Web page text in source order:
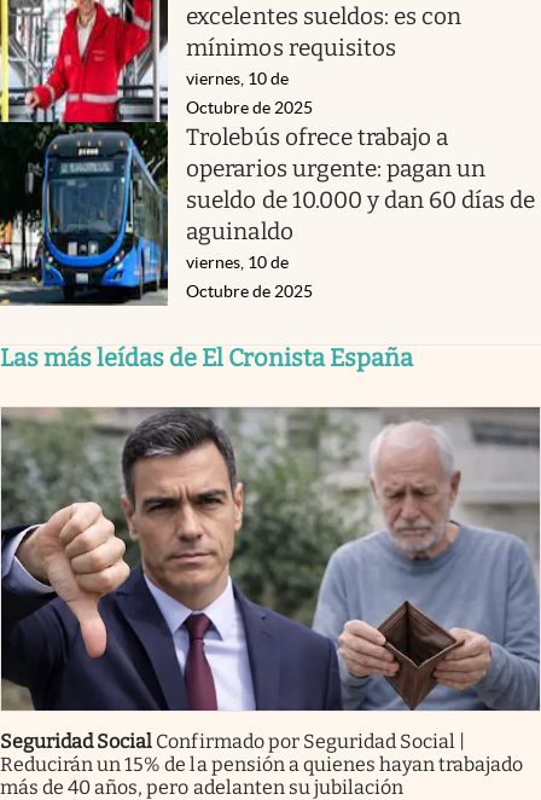
excelentes sueldos: es con
mínimos requisitos
viernes, 10 de
Octubre de 2025
Trolebús ofrece trabajo a
operarios urgente: pagan un
sueldo de 10.000 y dan 60 días de
aguinaldo
viernes, 10 de
Octubre de 2025
Las más leídas de El Cronista España
Seguridad Social Confirmado por Seguridad Social |
Reducirán un 15% de la pensión a quienes hayan trabajado
más de 40 años, pero adelanten su jubilación